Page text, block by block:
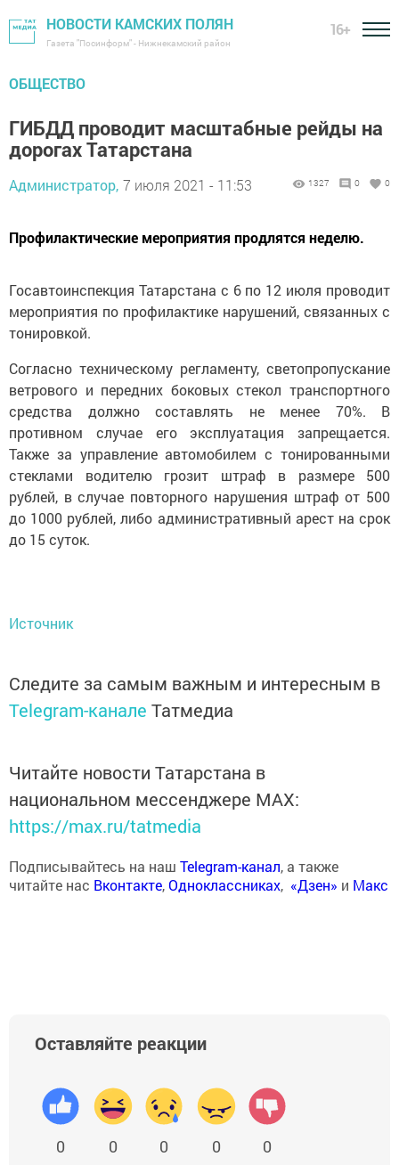
НОВОСТИ КАМСКИХ ПОЛЯН
Газета "Посинформ" - Нижнекамский район
16+
ОБЩЕСТВО
ГИБДД проводит масштабные рейды на
дорогах Татарстана
Администратор, 7 июля 2021 - 11:53 1327 0 0
Профилактические мероприятия продлятся неделю.
Госавтоинспекция Татарстана с 6 по 12 июля проводит
мероприятия по профилактике нарушений, связанных с
тонировкой.
Согласно техническому регламенту, светопропускание
ветрового и передних боковых стекол транспортного
средства должно составлять не менее 70%. В
противном случае его эксплуатация запрещается.
Также за управление автомобилем с тонированными
стеклами водителю грозит штраф в размере 500
рублей, в случае повторного нарушения штраф от 500
до 1000 рублей, либо административный арест на срок
до 15 суток.
Источник
Следите за самым важным и интересным в
Telegram-канале Татмедиа
Читайте новости Татарстана в
национальном мессенджере MАХ:
https://max.ru/tatmedia
Подписывайтесь на наш Telegram-канал, а также
читайте нас Вконтакте,Одноклассниках, «Дзен» и Макс
Оставляйте реакции
0 0 0 0 0